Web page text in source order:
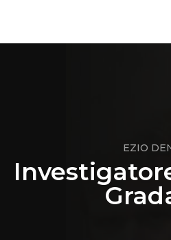
EZIO